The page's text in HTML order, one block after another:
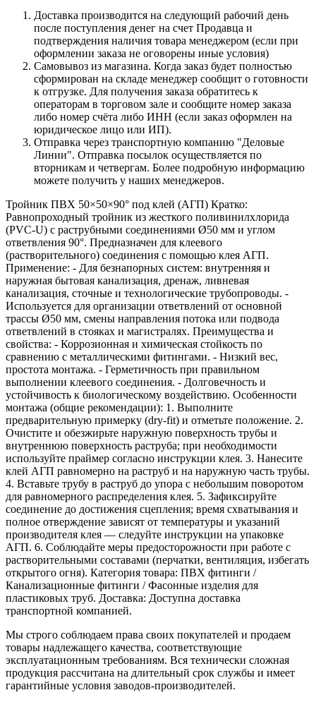
Доставка производится на следующий рабочий день
после поступления денег на счет Продавца и
подтверждения наличия товара менеджером (если при
оформлении заказа не оговорены иные условия)
Самовывоз из магазина. Когда заказ будет полностью
сформирован на складе менеджер сообщит о готовности
к отгрузке. Для получения заказа обратитесь к
операторам в торговом зале и сообщите номер заказа
либо номер счёта либо ИНН (если заказ оформлен на
юридическое лицо или ИП).
Отправка через транспортную компанию "Деловые
Линии". Отправка посылок осуществляется по
вторникам и четвергам. Более подробную информацию
можете получить у наших менеджеров.
Тройник ПВХ 50×50×90° под клей (АГП) Кратко:
Равнопроходный тройник из жесткого поливинилхлорида
(PVC‑U) с раструбными соединениями Ø50 мм и углом
ответвления 90°. Предназначен для клеевого
(растворительного) соединения с помощью клея АГП.
Применение: - Для безнапорных систем: внутренняя и
наружная бытовая канализация, дренаж, ливневая
канализация, сточные и технологические трубопроводы. -
Используется для организации ответвлений от основной
трассы Ø50 мм, смены направления потока или подвода
ответвлений в стояках и магистралях. Преимущества и
свойства: - Коррозионная и химическая стойкость по
сравнению с металлическими фитингами. - Низкий вес,
простота монтажа. - Герметичность при правильном
выполнении клеевого соединения. - Долговечность и
устойчивость к биологическому воздействию. Особенности
монтажа (общие рекомендации): 1. Выполните
предварительную примерку (dry-fit) и отметьте положение. 2.
Очистите и обезжирьте наружную поверхность трубы и
внутреннюю поверхность раструба; при необходимости
используйте праймер согласно инструкции клея. 3. Нанесите
клей АГП равномерно на раструб и на наружную часть трубы.
4. Вставьте трубу в раструб до упора с небольшим поворотом
для равномерного распределения клея. 5. Зафиксируйте
соединение до достижения сцепления; время схватывания и
полное отверждение зависят от температуры и указаний
производителя клея — следуйте инструкции на упаковке
АГП. 6. Соблюдайте меры предосторожности при работе с
растворительными составами (перчатки, вентиляция, избегать
открытого огня). Категория товара: ПВХ фитинги /
Канализационные фитинги / Фасонные изделия для
пластиковых труб. Доставка: Доступна доставка
транспортной компанией.
Мы строго соблюдаем права своих покупателей и продаем
товары надлежащего качества, соответствующие
эксплуатационным требованиям. Вся технически сложная
продукция рассчитана на длительный срок службы и имеет
гарантийные условия заводов-производителей.